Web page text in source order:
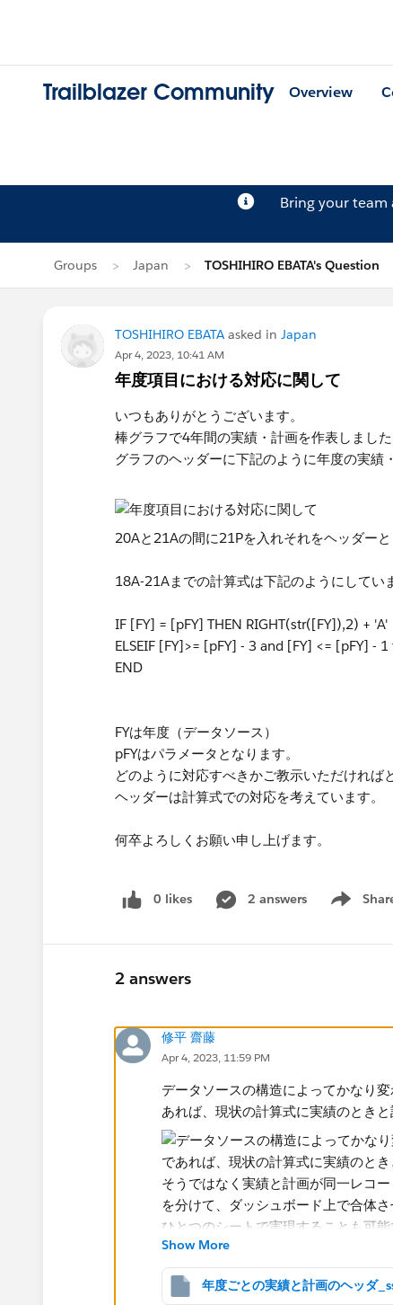
Trailblazer Community Overview
Bring your
Groups Japan TOSHIHIRO EBATA's Question
TOSHIHIRO EBATA asked in Japan
Apr 4, 2023, 10:41 AM
年度項目における対応に関して
いつもありがとうございます。
棒グラフで4年間の実績・計画を作表しました
グラフのヘッダーに下記のように年度の実績
​20Aと21Aの間に21Pを入れそれをヘッダーと
18A-21Aまでの計算式は下記のようにしてい
IF [FY] = [pFY] THEN RIGHT(str([FY]),2) + 'A'
ELSEIF [FY]>= [pFY] - 3 and [FY] <= [pFY] -
END
FYは年度（データソース）
pFYはパラメータとなります。​
どのように対応すべきかご教示いただければ
ヘッダーは計算式での対応を考えています。
何卒よろしくお願い申し上げます。​
0 likes 2 answers
Show
2 answers
修平 齋藤
Apr 4, 2023, 11:59 PM
データソースの構造によってかなり
あれば、現状の計算式に実績のとき
Show More